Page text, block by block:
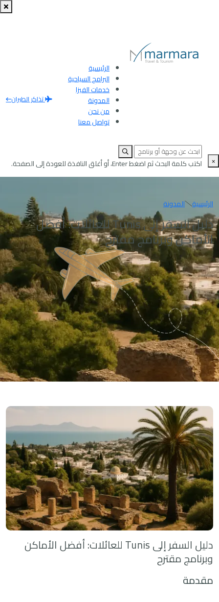
الرئيسية
البرامج السياحية
خدمات الفيزا
المدونة
من نحن
تواصل معنا
تذاكر الطيران
× اكتب كلمة البحث ثم اضغط Enter، أو أغلق النافذة للعودة إلى الصفحة.
الرئيسية المدونة
دليل السفر إلى Tunis للعائلات: أفضل
الأماكن وبرنامج مقترح
دليل السفر إلى Tunis للعائلات: أفضل الأماكن
وبرنامج مقترح
مقدمة